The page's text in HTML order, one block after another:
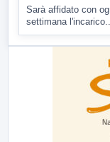
Sarà affidato con
settimana